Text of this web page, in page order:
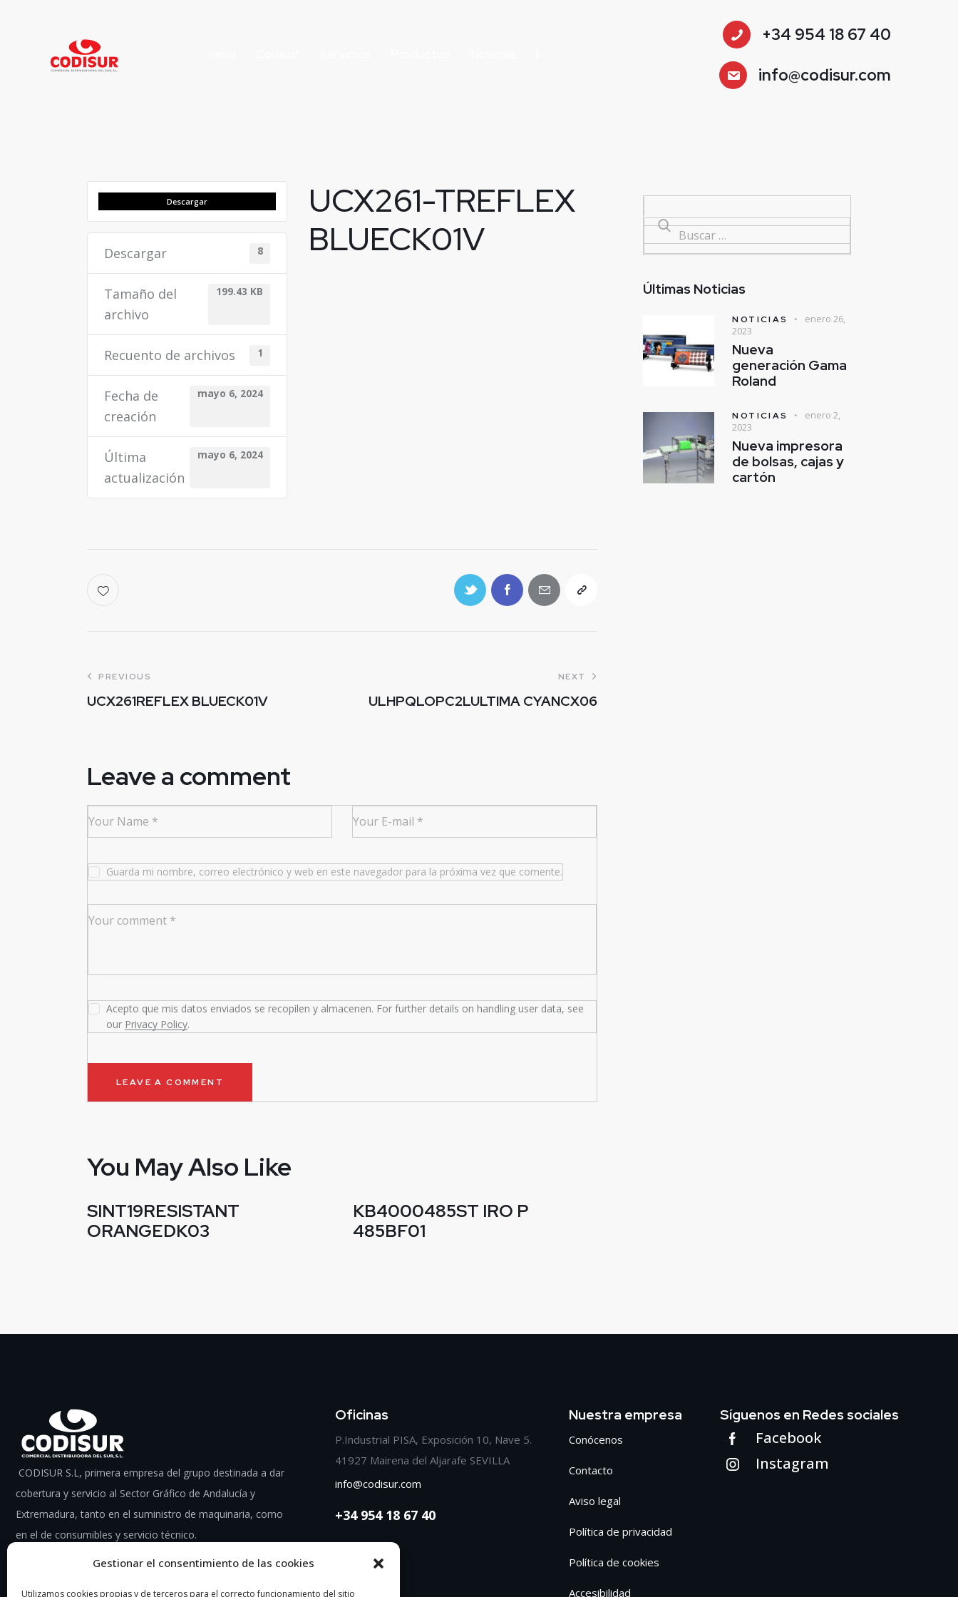
Gestionar el consentimiento de las cookies
Utilizamos cookies propias y de terceros para el correcto funcionamiento del sitio
+34 954 18 67 40
info@codisur.com
Descargar
Descargar 8
Tamaño del
archivo
199.43 KB
Recuento de archivos 1
Fecha de
creación
mayo 6, 2024
Última
actualización
mayo 6, 2024
UCX261-TREFLEX
BLUECK01V
PREVIOUS
UCX261REFLEX BLUECK01V
NEXT
ULHPQLOPC2LULTIMA CYANCX06
Leave a comment
Guarda mi nombre, correo electrónico y web en este navegador para la próxima vez que comente.
Acepto que mis datos enviados se recopilen y almacenen. For further details on handling user data, see
our Privacy Policy.
You May Also Like
SINT19RESISTANT
ORANGEDK03
KB4000485ST IRO P
485BF01
Últimas Noticias
NOTICIAS
enero 26,
2023
Nueva
generación Gama
Roland
NOTICIAS
enero 2,
2023
Nueva impresora
de bolsas, cajas y
cartón
CODISUR S.L, primera empresa del grupo destinada a dar
cobertura y servicio al Sector Gráfico de Andalucía y
Extremadura, tanto en el suministro de maquinaria, como
en el de consumibles y servicio técnico.
Oficinas
P.Industrial PISA, Exposición 10, Nave 5.
41927 Mairena del Aljarafe SEVILLA
info@codisur.com
+34 954 18 67 40
Nuestra empresa
Conócenos
Contacto
Aviso legal
Política de privacidad
Política de cookies
Accesibilidad
Síguenos en Redes sociales
Facebook
Instagram